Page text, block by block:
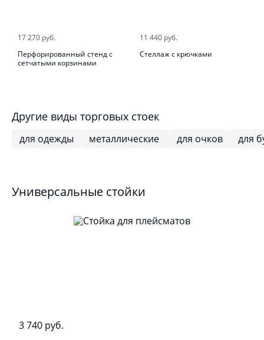
17 270 руб.
Перфорированный стенд с
сетчатыми корзинами
11 440 руб.
Стеллаж с крючками
Другие виды торговых стоек
для одежды металлические для очков для
Универсальные стойки
3 740 руб.